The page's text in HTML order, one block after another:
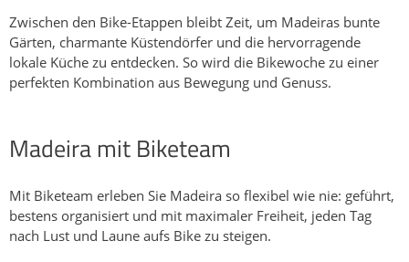
Zwischen den Bike-Etappen bleibt Zeit, um Madeiras bunte
Gärten, charmante Küstendörfer und die hervorragende
lokale Küche zu entdecken. So wird die Bikewoche zu einer
perfekten Kombination aus Bewegung und Genuss.
Madeira mit Biketeam
Mit Biketeam erleben Sie Madeira so flexibel wie nie: geführt,
bestens organisiert und mit maximaler Freiheit, jeden Tag
nach Lust und Laune aufs Bike zu steigen.